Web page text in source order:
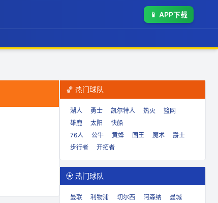
📱 APP下载
🏀 热门球队
湖人 勇士 凯尔特人 热火
篮网
雄鹿
太阳
快船
76人
公牛 黄蜂 国王 魔术
爵士
步行者
开拓者
⚽ 热门球队
曼联 利物浦 切尔西 阿森纳
曼城